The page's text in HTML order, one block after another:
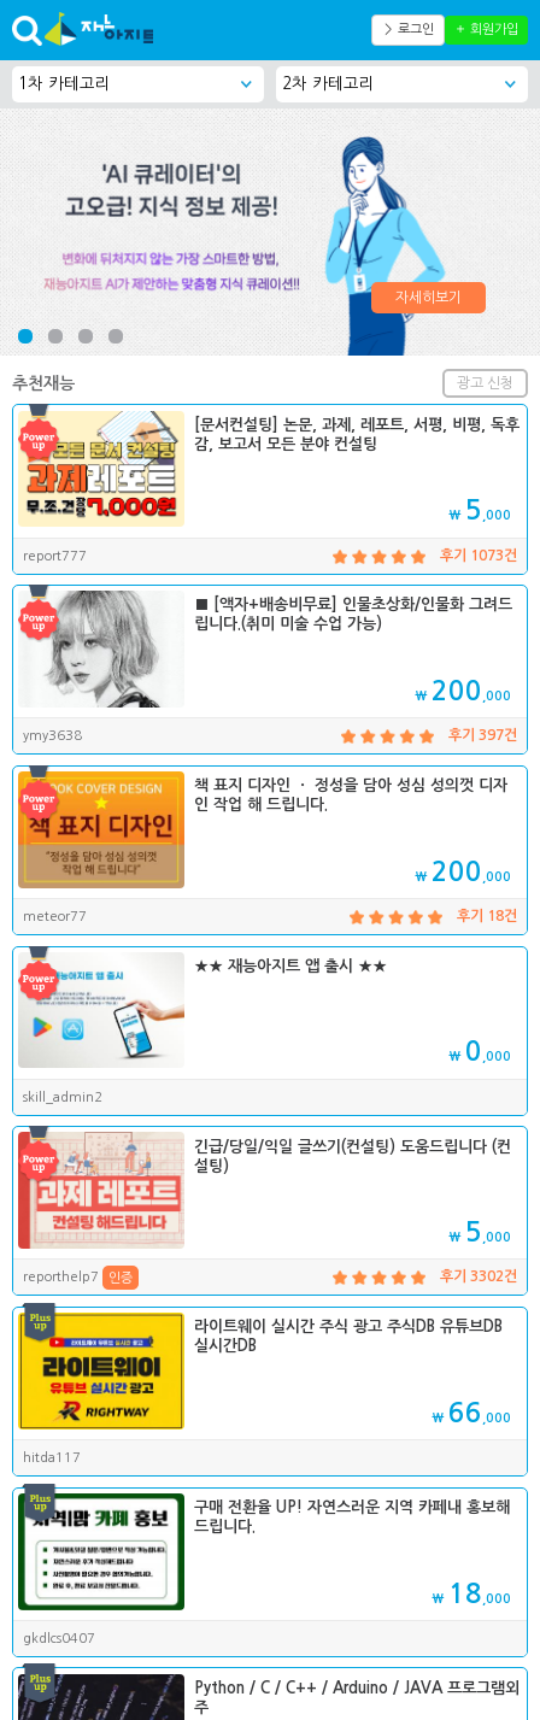
＞ 로그인 ＋ 회원가입
자세히보기
광고 신청
추천재능
[문서컨설팅] 논문, 과제, 레포트, 서평, 비평, 독후
감, 보고서 모든 분야 컨설팅
₩ 5 ,000
report777 후기 1073건
■ [액자+배송비무료] 인물초상화/인물화 그려드
립니다.(취미 미술 수업 가능)
₩ 200 ,000
ymy3638 후기 397건
책 표지 디자인 ㆍ 정성을 담아 성심 성의껏 디자
인 작업 해 드립니다.
₩ 200 ,000
meteor77 후기 18건
★★ 재능아지트 앱 출시 ★★
₩ 0 ,000
skill_admin2
긴급/당일/익일 글쓰기(컨설팅) 도움드립니다 (컨
설팅)
₩ 5 ,000
reporthelp7 인증 후기 3302건
라이트웨이 실시간 주식 광고 주식DB 유튜브DB
실시간DB
₩ 66 ,000
hitda117
구매 전환율 UP! 자연스러운 지역 카페내 홍보해
드립니다.
₩ 18 ,000
gkdlcs0407
Python / C / C++ / Arduino / JAVA 프로그램외
주